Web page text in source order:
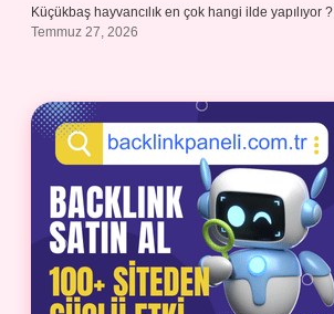
Küçükbaş hayvancılık en çok hangi ilde yapılıyor ?
Temmuz 27, 2026